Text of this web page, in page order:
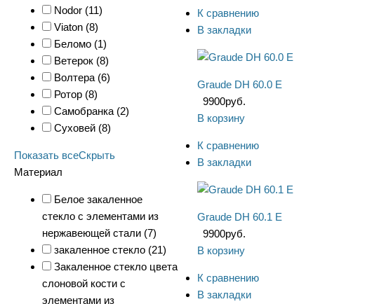
Nodor (11)
Viaton (8)
Беломо (1)
Ветерок (8)
Волтера (6)
Ротор (8)
Самобранка (2)
Суховей (8)
Показать всеСкрыть
Материал
Белое закаленное
стекло с элементами из
нержавеющей стали (7)
закаленное стекло (21)
Закаленное стекло цвета
слоновой кости с
элементами из
К сравнению
В закладки
Graude DH 60.0 E
9900руб.
В корзину
К сравнению
В закладки
Graude DH 60.1 E
9900руб.
В корзину
К сравнению
В закладки